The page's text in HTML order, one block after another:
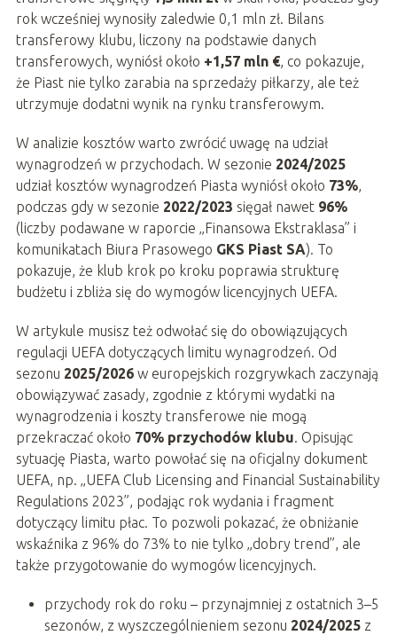
rok wcześniej wynosiły zaledwie 0,1 mln zł. Bilans
transferowy klubu, liczony na podstawie danych
transferowych, wyniósł około +1,57 mln €, co pokazuje,
że Piast nie tylko zarabia na sprzedaży piłkarzy, ale też
utrzymuje dodatni wynik na rynku transferowym.
W analizie kosztów warto zwrócić uwagę na udział
wynagrodzeń w przychodach. W sezonie 2024/2025
udział kosztów wynagrodzeń Piasta wyniósł około 73%,
podczas gdy w sezonie 2022/2023 sięgał nawet 96%
(liczby podawane w raporcie „Finansowa Ekstraklasa” i
komunikatach Biura Prasowego GKS Piast SA). To
pokazuje, że klub krok po kroku poprawia strukturę
budżetu i zbliża się do wymogów licencyjnych UEFA.
W artykule musisz też odwołać się do obowiązujących
regulacji UEFA dotyczących limitu wynagrodzeń. Od
sezonu 2025/2026w europejskich rozgrywkach zaczynają
obowiązywać zasady, zgodnie z którymi wydatki na
wynagrodzenia i koszty transferowe nie mogą
przekraczać około 70% przychodów klubu. Opisując
sytuację Piasta, warto powołać się na oficjalny dokument
UEFA, np. „UEFA Club Licensing and Financial Sustainability
Regulations 2023”, podając rok wydania i fragment
dotyczący limitu płac. To pozwoli pokazać, że obniżanie
wskaźnika z 96% do 73% to nie tylko „dobry trend”, ale
także przygotowanie do wymogów licencyjnych.
przychody rok do roku – przynajmniej z ostatnich 3–5
sezonów, z wyszczególnieniem sezonu 2024/2025z